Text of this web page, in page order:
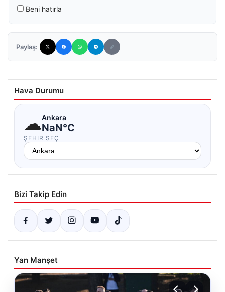
Beni hatırla
Paylaş:
Hava Durumu
☁Ankara
NaN°C
ŞEHIR SEÇ
Bizi Takip Edin
Yan Manşet